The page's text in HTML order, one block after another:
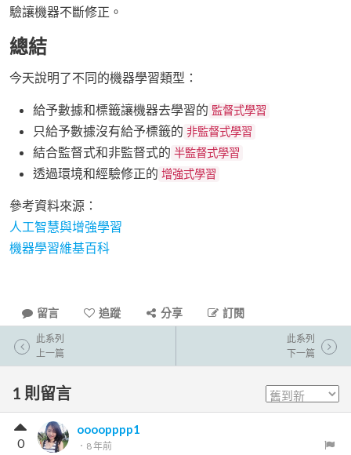
驗讓機器不斷修正。
總結
今天說明了不同的機器學習類型：
給予數據和標籤讓機器去學習的 監督式學習
只給予數據沒有給予標籤的 非監督式學習
結合監督式和非監督式的 半監督式學習
透過環境和經驗修正的 增強式學習
參考資料來源：
人工智慧與增強學習
機器學習維基百科
留言 追蹤 分享 訂閱
此系列
上一篇
此系列
下一篇
1 則留言
oooopppp1
． 8 年前
0